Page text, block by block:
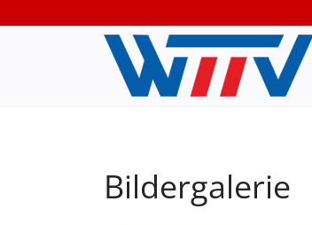
Bildergalerie